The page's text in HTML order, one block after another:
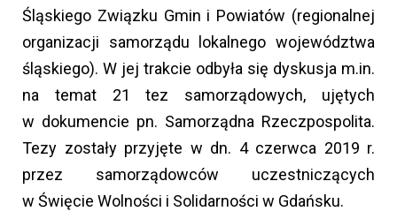
Śląskiego Związku Gmin i Powiatów (regionalnej
organizacji samorządu lokalnego województwa
śląskiego). W jej trakcie odbyła się dyskusja m.in.
na temat 21 tez samorządowych, ujętych
w dokumencie pn. Samorządna Rzeczpospolita.
Tezy zostały przyjęte w dn. 4 czerwca 2019 r.
przez samorządowców uczestniczących
w Święcie Wolności i Solidarności w Gdańsku.